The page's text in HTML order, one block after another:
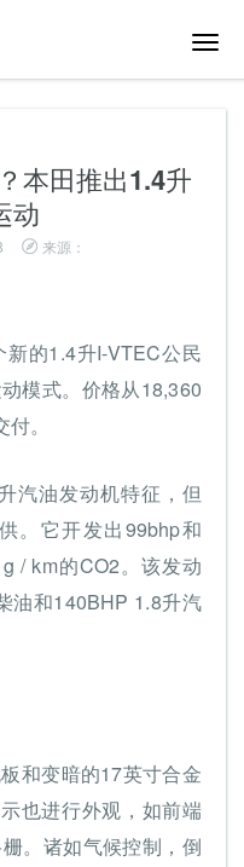
切
本田推出1.4升
动
来源：
的1.4升I-VTEC公民
模式。价格从18,360
。
汽油发动机特征，但
。它开发出99bhp和
/ km的CO2。该发动
油和140BHP 1.8升汽
和变暗的17英寸合金
也进行外观，如前端
。诸如气候控制，倒